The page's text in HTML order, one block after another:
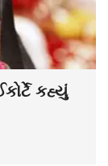
કહ્યું